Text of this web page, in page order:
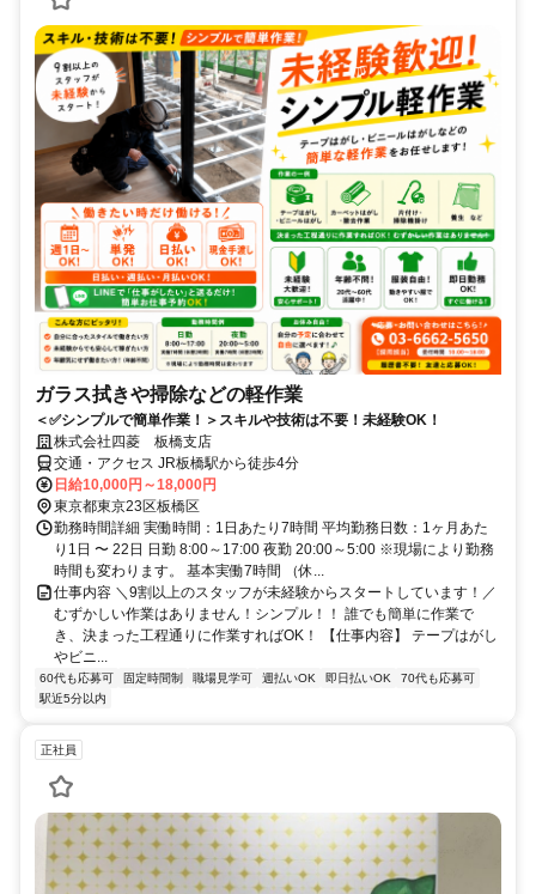
ガラス拭きや掃除などの軽作業
＜✅シンプルで簡単作業！＞スキルや技術は不要！未経験OK！
株式会社四菱 板橋支店
交通・アクセス JR板橋駅から徒歩4分
日給10,000円～18,000円
東京都東京23区板橋区
勤務時間詳細 実働時間：1日あたり7時間 平均勤務日数：1ヶ月あた
り1日 〜 22日 日勤 8:00～17:00 夜勤 20:00～5:00 ※現場により勤務
時間も変わります。 基本実働7時間 （休...
仕事内容 ＼9割以上のスタッフが未経験からスタートしています！／
むずかしい作業はありません！シンプル！！ 誰でも簡単に作業で
き、決まった工程通りに作業すればOK！ 【仕事内容】 テープはがし
やビニ...
60代も応募可 固定時間制 職場見学可 週払いOK 即日払いOK
70代も応募可
駅近5分以内
正社員